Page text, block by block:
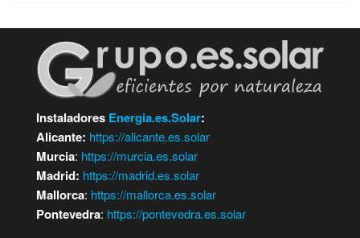
Instaladores Energia.es.Solar:
Alicante: https://alicante.es.solar
Murcia: https://murcia.es.solar
Madrid: https://madrid.es.solar
Mallorca: https://mallorca.es.solar
Pontevedra: https://pontevedra.es.solar